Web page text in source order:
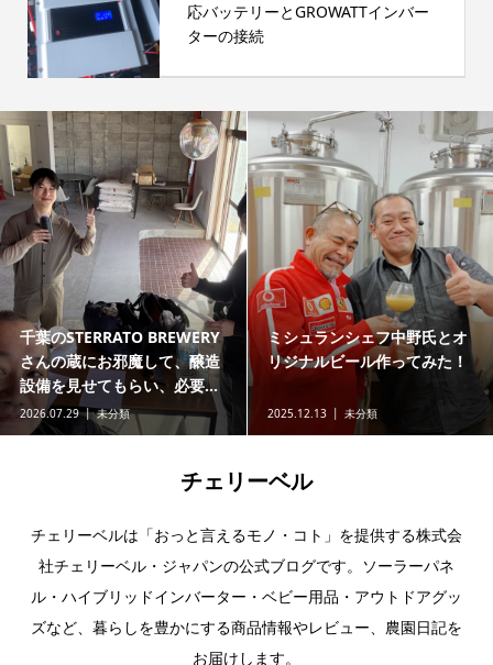
応バッテリーとGROWATTインバー
ターの接続
千葉のSTERRATO BREWERY
さんの蔵にお邪魔して、醸造
設備を見せてもらい、必要...
2026.07.29 未分類
ミシュランシェフ中野氏とオ
リジナルビール作ってみた！
2025.12.13 未分類
チェリーベル
チェリーベルは「おっと言えるモノ・コト」を提供する株式会
社チェリーベル・ジャパンの公式ブログです。ソーラーパネ
ル・ハイブリッドインバーター・ベビー用品・アウトドアグッ
ズなど、暮らしを豊かにする商品情報やレビュー、農園日記を
お届けします。